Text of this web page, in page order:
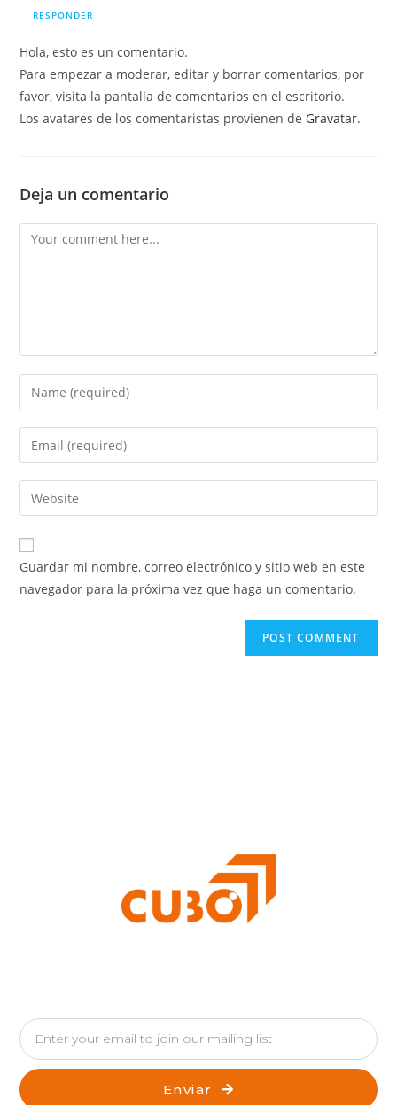
RESPONDER
Hola, esto es un comentario.
Para empezar a moderar, editar y borrar comentarios, por
favor, visita la pantalla de comentarios en el escritorio.
Los avatares de los comentaristas provienen de Gravatar.
Deja un comentario
Guardar mi nombre, correo electrónico y sitio web en este
navegador para la próxima vez que haga un comentario.
Enviar